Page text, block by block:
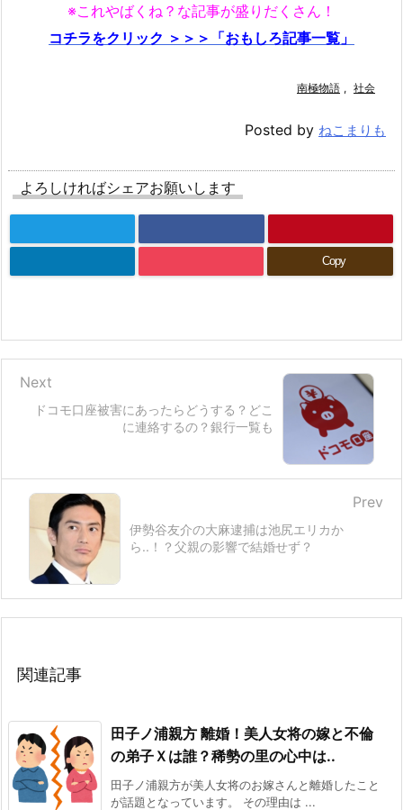
※これやばくね？な記事が盛りだくさん！
コチラをクリック ＞＞＞「おもしろ記事一覧」
南極物語 , 社会
Posted by ねこまりも
よろしければシェアお願いします
Copy
ドコモ口座被害にあったらどうする？どこ
に連絡するの？銀行一覧も
Next
伊勢谷友介の大麻逮捕は池尻エリカか
ら..！？父親の影響で結婚せず？
Prev
関連記事
田子ノ浦親方 離婚！美人女将の嫁と不倫
の弟子Ｘは誰？稀勢の里の心中は..
田子ノ浦親方が美人女将のお嫁さんと離婚したこと
が話題となっています。 その理由は ...